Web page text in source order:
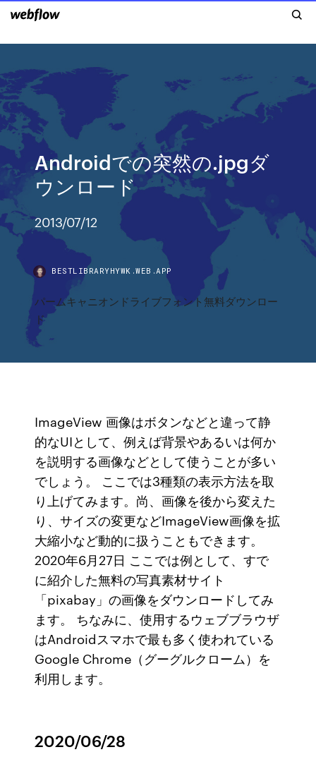
Androidでの突然の.jpgダ
ウンロード
2013/07/12
BESTLIBRARYHYWK.WEB.APP
パームキャニオンドライブフォント無料ダウンロー
ド
ImageView 画像はボタンなどと違って静
的なUIとして、例えば背景やあるいは何か
を説明する画像などとして使うことが多い
でしょう。 ここでは3種類の表示方法を取
り上げてみます。尚、画像を後から変えた
り、サイズの変更などImageView画像を拡
大縮小など動的に扱うこともできます。
2020年6月27日 ここでは例として、すで
に紹介した無料の写真素材サイト
「pixabay」の画像をダウンロードしてみ
ます。 ちなみに、使用するウェブブラウザ
はAndroidスマホで最も多く使われている
Google Chrome（グーグルクローム）を
利用します。
2020/06/28